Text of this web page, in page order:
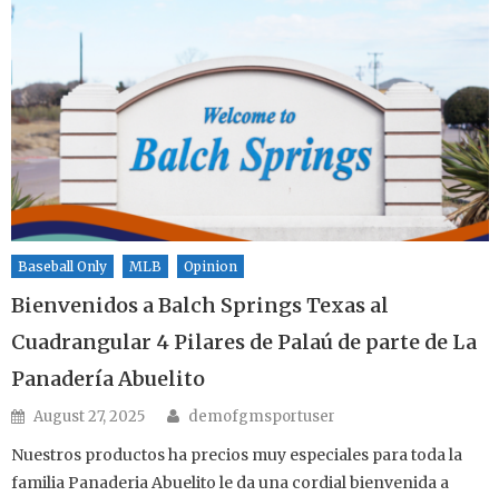
Baseball Only MLB Opinion
Bienvenidos a Balch Springs Texas al
Cuadrangular 4 Pilares de Palaú de parte de La
Panadería Abuelito
Posted on
August 27, 2025 Author
demofgmsportuser
Nuestros productos ha precios muy especiales para toda la
familia Panaderia Abuelito le da una cordial bienvenida a